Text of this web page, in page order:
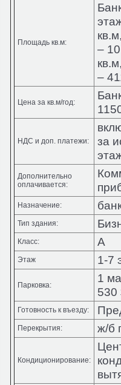
Площадь кв.м:
–
–
Цена за кв.м/год:
НДС и доп. платежи:
за
Дополнительно
оплачивается:
Назначение:
Тип здания:
Класс: А
Этаж 1-7
Парковка:
1
530
Готовность к въезду:
Перекрытия: ж/б
Кондиционирование: